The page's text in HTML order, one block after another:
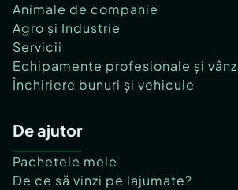
Animale de companie
Agro și Industrie
Servicii
Echipamente profesionale și
Închiriere bunuri și vehicule
De ajutor
Pachetele mele
De ce să vinzi pe lajumate?